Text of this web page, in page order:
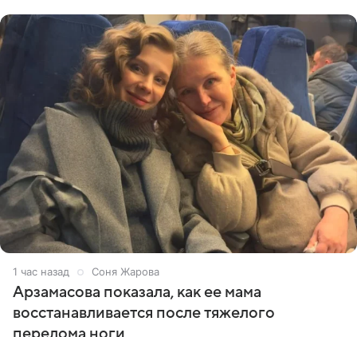
1 час назад Соня Жарова
Арзамасова показала, как ее мама
восстанавливается после тяжелого